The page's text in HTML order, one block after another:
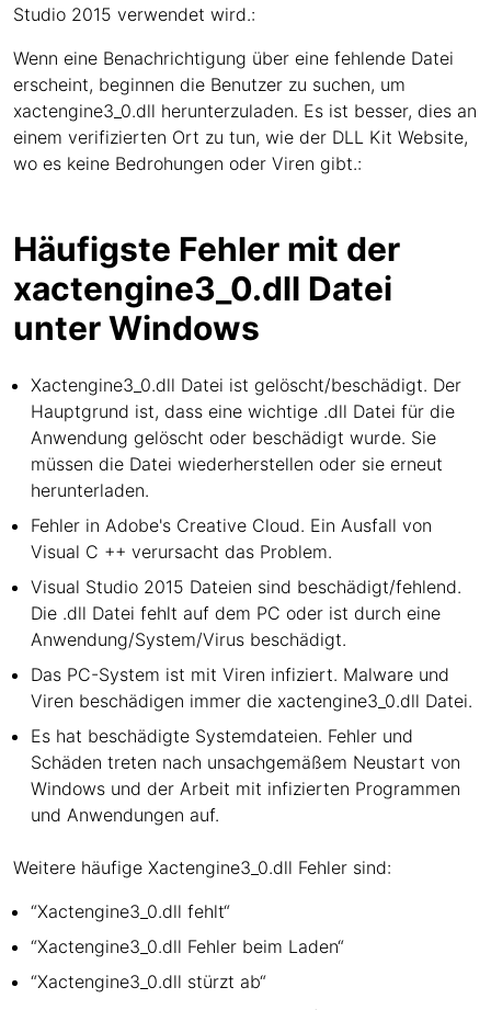
Studio 2015 verwendet wird.:
Wenn eine Benachrichtigung über eine fehlende Datei
erscheint, beginnen die Benutzer zu suchen, um
xactengine3_0.dll herunterzuladen. Es ist besser, dies an
einem verifizierten Ort zu tun, wie der DLL Kit Website,
wo es keine Bedrohungen oder Viren gibt.:
Häufigste Fehler mit der
xactengine3_0.dll Datei
unter Windows
Xactengine3_0.dll Datei ist gelöscht/beschädigt. Der
Hauptgrund ist, dass eine wichtige .dll Datei für die
Anwendung gelöscht oder beschädigt wurde. Sie
müssen die Datei wiederherstellen oder sie erneut
herunterladen.
Fehler in Adobe's Creative Cloud. Ein Ausfall von
Visual C ++ verursacht das Problem.
Visual Studio 2015 Dateien sind beschädigt/fehlend.
Die .dll Datei fehlt auf dem PC oder ist durch eine
Anwendung/System/Virus beschädigt.
Das PC-System ist mit Viren infiziert. Malware und
Viren beschädigen immer die xactengine3_0.dll Datei.
Es hat beschädigte Systemdateien. Fehler und
Schäden treten nach unsachgemäßem Neustart von
Windows und der Arbeit mit infizierten Programmen
und Anwendungen auf.
Weitere häufige Xactengine3_0.dll Fehler sind:
“Xactengine3_0.dll fehlt“
“Xactengine3_0.dll Fehler beim Laden“
“Xactengine3_0.dll stürzt ab“